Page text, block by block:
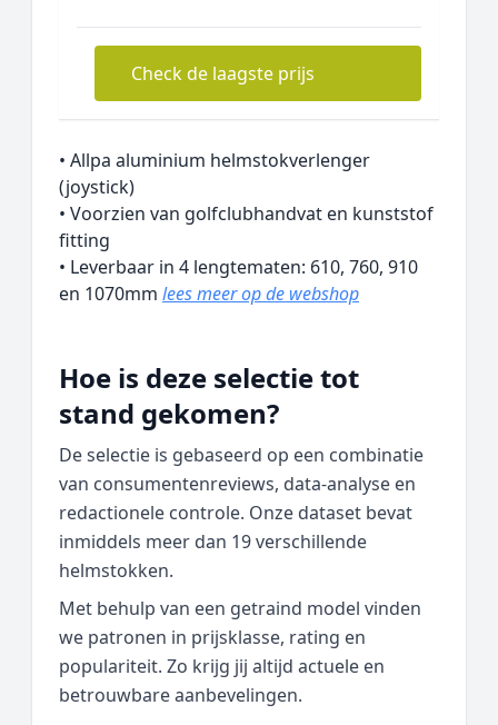
Check de laagste prijs
• Allpa aluminium helmstokverlenger
(joystick)
• Voorzien van golfclubhandvat en kunststof
fitting
• Leverbaar in 4 lengtematen: 610, 760, 910
en 1070mm lees meer op de webshop
Hoe is deze selectie tot
stand gekomen?
De selectie is gebaseerd op een combinatie
van consumentenreviews, data‑analyse en
redactionele controle. Onze dataset bevat
inmiddels meer dan 19 verschillende
helmstokken.
Met behulp van een getraind model vinden
we patronen in prijsklasse, rating en
populariteit. Zo krijg jij altijd actuele en
betrouwbare aanbevelingen.